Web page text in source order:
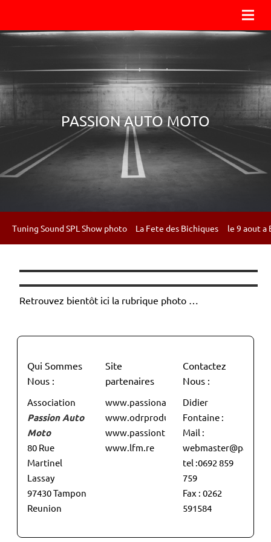
PASSION AUTO MOTO
Tuning Sound SPL Show photo La Fete des Bichiques le 9 aout a
Retrouvez bientôt ici la rubrique photo …
Qui Sommes
Nous :
Association
Passion Auto
Moto
80 Rue
Martinel
Lassay
97430 Tampon
Reunion
Contactez
Nous :
Didier
Fontaine :
Mail :
tel :0692 859
759
Fax : 0262
591584
Site
partenaires
www.passionauto.re
www.odrproductionvideo.re
www.passiontuning974.fr
www.lfm.re